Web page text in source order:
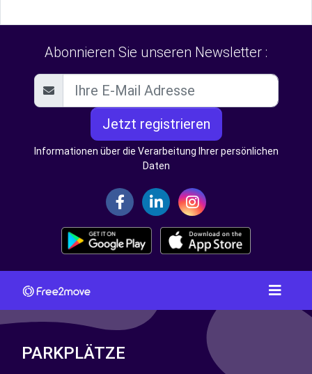
Abonnieren Sie unseren Newsletter :
Jetzt registrieren
Informationen über die Verarbeitung Ihrer persönlichen
Daten
PARKPLÄTZE